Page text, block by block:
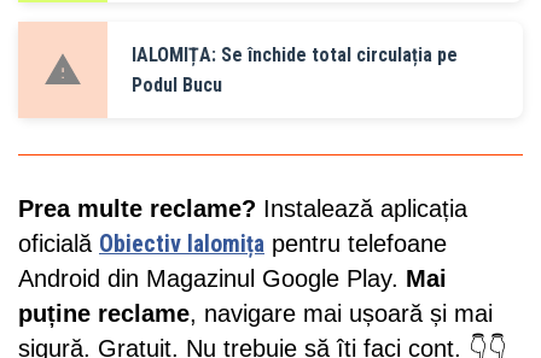
IALOMIȚA: Se închide total circulația pe
Podul Bucu
Prea multe reclame? Instalează aplicația
oficială Obiectiv Ialomița pentru telefoane
Android din Magazinul Google Play. Mai
puține reclame, navigare mai ușoară și mai
sigură. Gratuit. Nu trebuie să îți faci cont. 👇👇